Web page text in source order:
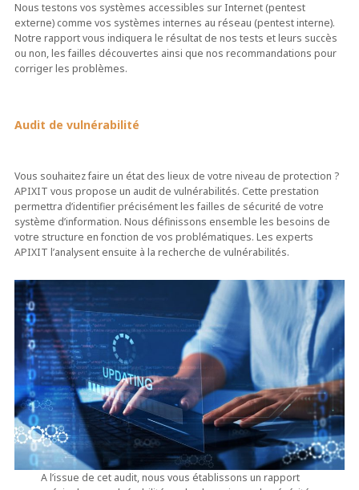
Nous testons vos systèmes accessibles sur Internet (pentest
externe) comme vos systèmes internes au réseau (pentest interne).
Notre rapport vous indiquera le résultat de nos tests et leurs succès
ou non, les failles découvertes ainsi que nos recommandations pour
corriger les problèmes.
Audit de vulnérabilité
Vous souhaitez faire un état des lieux de votre niveau de protection ?
APIXIT vous propose un audit de vulnérabilités. Cette prestation
permettra d’identifier précisément les failles de sécurité de votre
système d’information. Nous définissons ensemble les besoins de
votre structure en fonction de vos problématiques. Les experts
APIXIT l’analysent ensuite à la recherche de vulnérabilités.
A l’issue de cet audit, nous vous établissons un rapport